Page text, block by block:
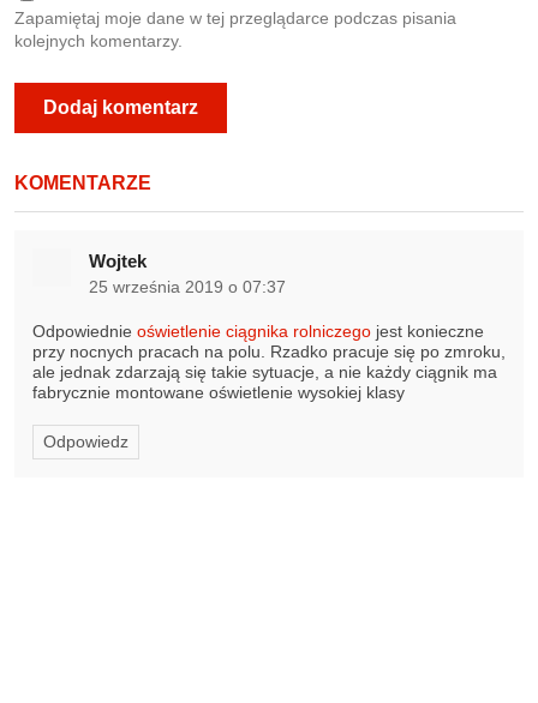
Zapamiętaj moje dane w tej przeglądarce podczas pisania
kolejnych komentarzy.
KOMENTARZE
Wojtek
25 września 2019 o 07:37
Odpowiednie oświetlenie ciągnika rolniczego jest konieczne
przy nocnych pracach na polu. Rzadko pracuje się po zmroku,
ale jednak zdarzają się takie sytuacje, a nie każdy ciągnik ma
fabrycznie montowane oświetlenie wysokiej klasy
Odpowiedz